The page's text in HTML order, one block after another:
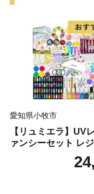
愛知県小牧市
【リュミエラ】UV
ァンシーセット レ
ト ハンドメイド レ
フト アクセサリー